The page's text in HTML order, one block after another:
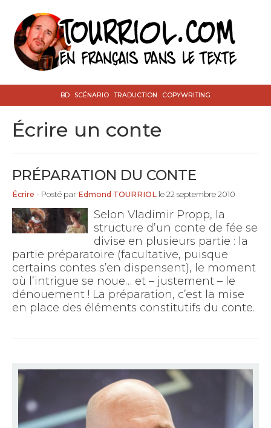
BD SCÉNARIO TRADUCTION COPYWRITING
écrire un conte
PRÉPARATION DU CONTE
Écrire - Posté par Edmond TOURRIOL le 22 septembre 2010
Selon Vladimir Propp, la
structure d’un conte de fée se
divise en plusieurs partie : la
partie préparatoire (facultative, puisque
certains contes s’en dispensent), le moment
où l’intrigue se noue… et – justement – le
dénouement ! La préparation, c’est la mise
en place des éléments constitutifs du conte.